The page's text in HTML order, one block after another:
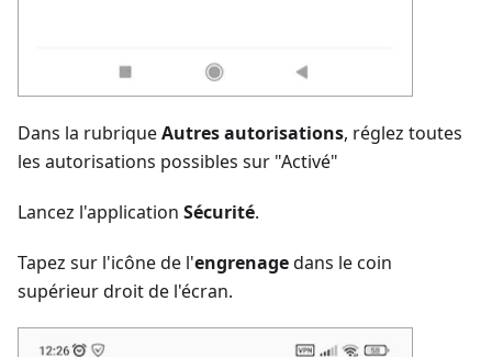
Dans la rubriqueAutres autorisations, réglez toutes
les autorisations possibles sur "Activé"
Lancez l'application Sécurité.
Tapez sur l'icône de l'engrenagedans le coin
supérieur droit de l'écran.